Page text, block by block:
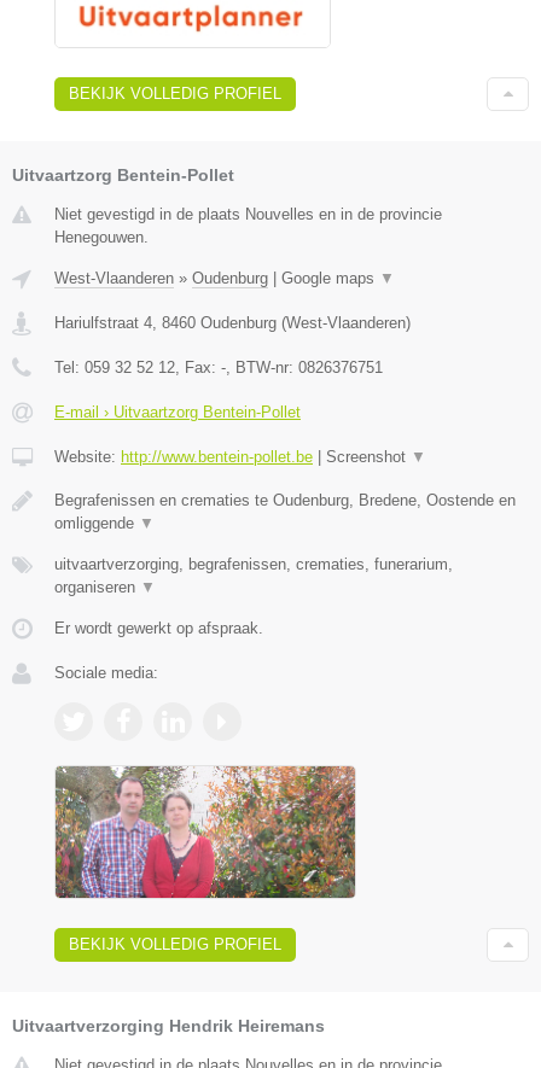
BEKIJK VOLLEDIG PROFIEL
Uitvaartzorg Bentein-Pollet
Niet gevestigd in de plaats Nouvelles en in de provincie
Henegouwen.
West-Vlaanderen » Oudenburg | Google maps ▼
Hariulfstraat 4 8460 Oudenburg (West-Vlaanderen)
Tel: 059 32 52 12 , Fax: - , BTW-nr: 0826376751
E-mail › Uitvaartzorg Bentein-Pollet
Website: http://www.bentein-pollet.be | Screenshot ▼
Begrafenissen en crematies te Oudenburg, Bredene, Oostende en
omliggende ▼
uitvaartverzorging, begrafenissen, crematies, funerarium,
organiseren ▼
Er wordt gewerkt op afspraak.
Sociale media:
BEKIJK VOLLEDIG PROFIEL
Uitvaartverzorging Hendrik Heiremans